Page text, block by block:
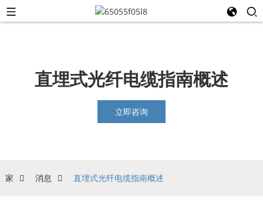
直埋式光纤电缆指南概述
立即咨询
家 消息 直埋式光纤电缆指南概述